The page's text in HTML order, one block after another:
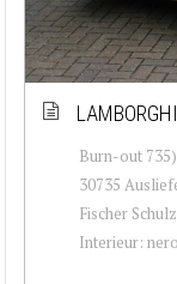
Burn-out
30735
Fischer
Interieur: